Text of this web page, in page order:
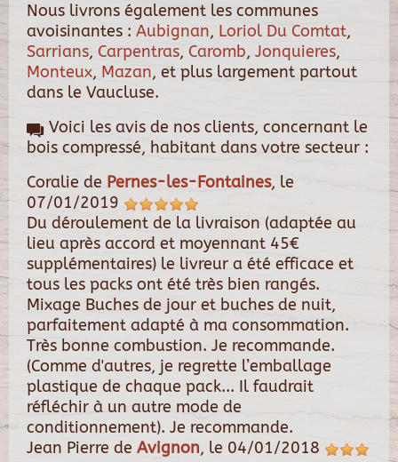
Nous livrons également les communes
avoisinantes : Aubignan, Loriol Du Comtat,
Sarrians, Carpentras, Caromb, Jonquieres,
Monteux, Mazan, et plus largement partout
dans le Vaucluse.
Voici les avis de nos clients, concernant le
bois compressé, habitant dans votre secteur :
Coralie de Pernes-les-Fontaines, le
07/01/2019
Du déroulement de la livraison (adaptée au
lieu après accord et moyennant 45€
supplémentaires) le livreur a été efficace et
tous les packs ont été très bien rangés.
Mixage Buches de jour et buches de nuit,
parfaitement adapté à ma consommation.
Très bonne combustion. Je recommande.
(Comme d'autres, je regrette l’emballage
plastique de chaque pack... Il faudrait
réfléchir à un autre mode de
conditionnement). Je recommande.
Jean Pierre de Avignon, le 04/01/2018